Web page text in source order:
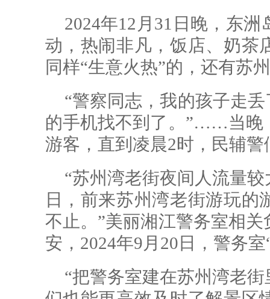
2024年12月31日晚，东
动，热闹非凡，饭店、奶茶
同样“生意火热”的，还有苏
“警察同志，我的孩子走
的手机找不到了。”……当晚
游客，直到凌晨2时，民辅
“苏州湾老街夜间人流量
日，前来苏州湾老街游玩的
不止。”美丽湘江警务室相
安，2024年9月20日，警务
“把警务室建在苏州湾老